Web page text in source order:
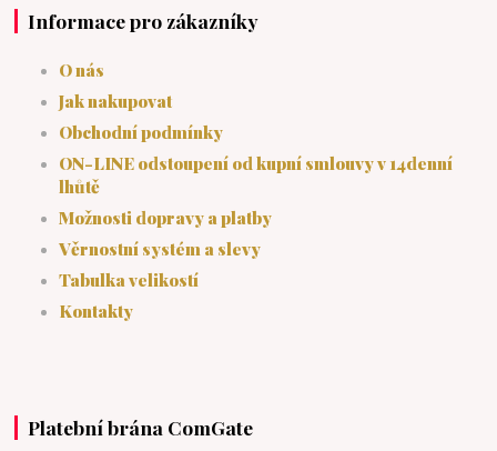
Informace pro zákazníky
O nás
Jak nakupovat
Obchodní podmínky
ON-LINE odstoupení od kupní smlouvy v 14denní
lhůtě
Možnosti dopravy a platby
Věrnostní systém a slevy
Tabulka velikostí
Kontakty
Platební brána ComGate